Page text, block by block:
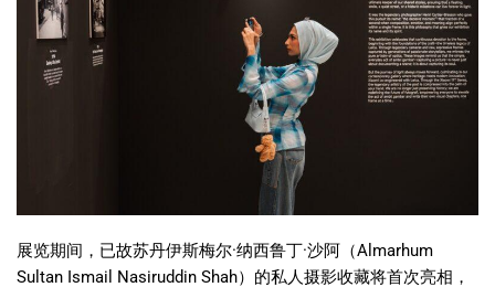
展览期间，已故苏丹伊斯梅尔·纳西鲁丁·沙阿（Almarhum
Sultan Ismail Nasiruddin Shah）的私人摄影收藏将首次亮相，